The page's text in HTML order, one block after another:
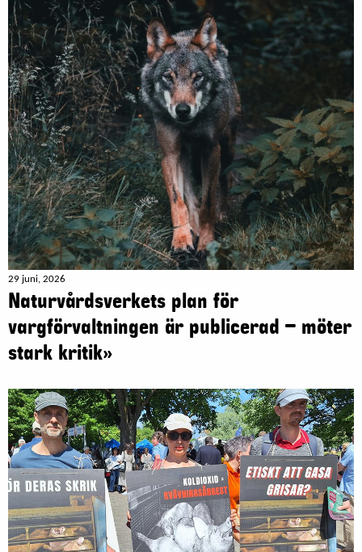
29 juni, 2026
Naturvårdsverkets plan för
vargförvaltningen är publicerad – möter
stark kritik»